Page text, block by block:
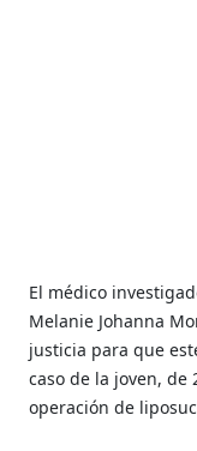
El médico
Melanie Johanna
justicia para que
caso de la joven,
operación de